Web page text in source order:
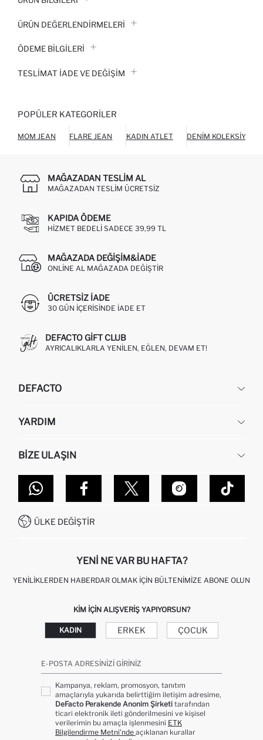
ÜRÜN DEĞERLENDİRMELERİ
ÖDEME BİLGİLERİ
TESLIMAT İADE VE DEĞIŞIM
POPÜLER KATEGORILER
MOM JEAN FLARE JEAN KADIN ATLET DENIM KOLEKSIYONU
MAĞAZADAN TESLIM AL
MAĞAZADAN TESLIM ÜCRETSIZ
KAPIDA ÖDEME
HIZMET BEDELI SADECE 39,99 TL
MAĞAZADA DEĞIŞIM&İADE
ONLINE AL MAĞAZADA DEĞIŞTIR
ÜCRETSIZ IADE
30 GÜN IÇERISINDE IADE ET
DEFACTO GIFT CLUB
AYRICALIKLARLA YENILEN, EĞLEN, DEVAM ET!
DEFACTO
HAKKIMIZDA
KURUMSAL SATIŞ
DEFACTO TEKNOLOJI
SITEMAP
YARDIM
SIPARIŞIMI NASIL TAKIP EDERIM?
NASIL İADE EDERIM?
GIFT CLUB SIKÇA SORULAN SORULAR
İŞLEM REHBERI
KAMPANYALAR
BIZE ULAŞIN
MAĞAZALARIMIZ
İLETIŞIM FORMU
0850 333 22 86
ÜLKE DEĞIŞTIR
YENI NE VAR BU HAFTA?
YENILIKLERDEN HABERDAR OLMAK İÇIN BÜLTENIMIZE ABONE OLUN
KIM IÇIN ALIŞVERIŞ YAPIYORSUN?
KADIN ERKEK ÇOCUK
E-POSTA ADRESINIZI GIRINIZ
Kampanya, reklam, promosyon, tanıtım
amaçlarıyla yukarıda belirttiğim iletişim adresime,
DeFacto Perakende Anonim Şirketi tarafından
ticari elektronik ileti gönderilmesini ve kişisel
verilerimin bu amaçla işlenmesini ETK
Bilgilendirme Metni’nde açıklanan kurallar